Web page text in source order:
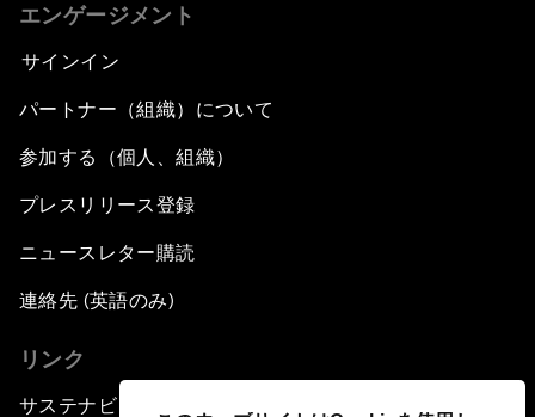
エンゲージメント
サインイン
パートナー（組織）について
参加する（個人、組織）
プレスリリース登録
ニュースレター購読
連絡先 (英語のみ)
リンク
サステナビリティへの取り組み